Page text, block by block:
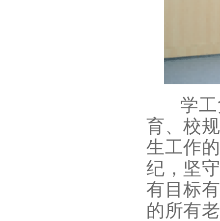
学工
育、校
生工作
纪，坚
有目标
的所有